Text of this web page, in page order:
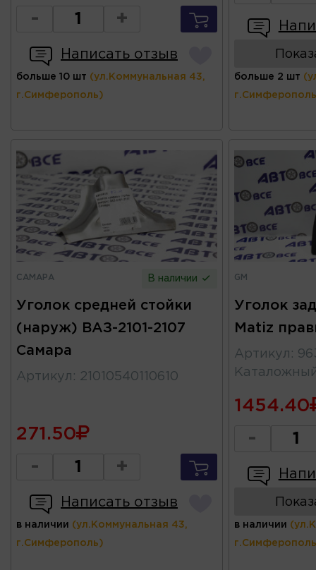
- +
Написать отзыв
больше 10 шт (ул.Коммунальная 43,
г.Симферополь)
больше 2 шт
САМАРА В наличии
Уголок средней стойки
(наруж) ВАЗ-2101-2107
Самара
Артикул : 21010540110610
271.50
- +
Написать отзыв
в наличии (ул.Коммунальная 43,
г.Симферополь)
GM
Уголок
Matiz
Артикул :
1454.40
-
в наличии